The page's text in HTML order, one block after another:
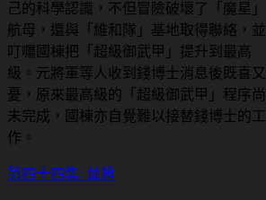
己的科學認識，不但冒險破壞了「魔星」
航母，還與「維和隊」基地取得聯絡，並
叮囑國棟把「超級御武甲」提升到最高
級。元將軍等人收到錢博士消息後既喜又
憂，原來最高級的「超級御武甲」程序尚
未完成，國棟亦自覺難以接替錢博士的工
作。
第四十四集: 並肩